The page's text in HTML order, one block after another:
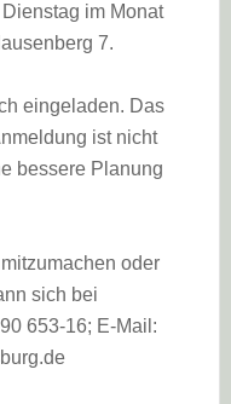
im Monat
7.
eingeladen. Das
ist nicht
bessere Planung
oder
sich bei
653-16; E-Mail: